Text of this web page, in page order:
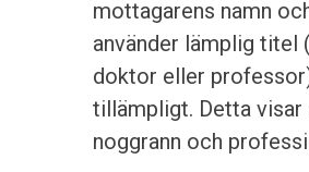
mottagarens namn
använder lämplig titel
doktor eller
tillämpligt. Detta visar
noggrann och